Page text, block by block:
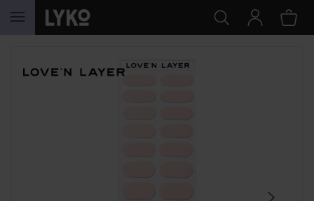
WEITER ZU INHALT
SEKTION ÜBERSPRINGEN